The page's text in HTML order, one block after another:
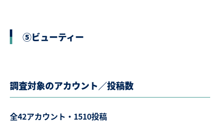
⑤ビューティー
調査対象のアカウント／投稿数
全42アカウント・1510投稿